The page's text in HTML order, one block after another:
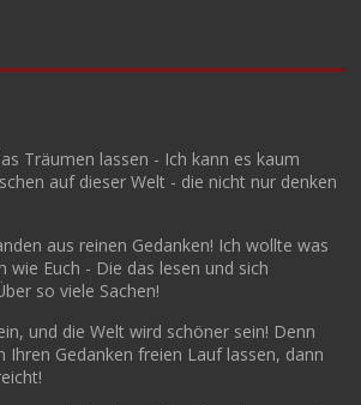
Träumen lassen - Ich kann es kaum
auf dieser Welt - die nicht nur denken
aus reinen Gedanken! Ich wollte was
wie Euch - Die das lesen und sich
so viele Sachen!
und die Welt wird schöner sein! Denn
Ihren Gedanken freien Lauf lassen, dann